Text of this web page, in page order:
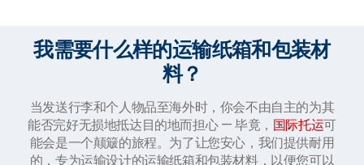
我需要什么样的运输纸箱和包装材
料？
当发送行李和个人物品至海外时，你会不由自主的为其
能否完好无损地抵达目的地而担心 — 毕竟， 国际托运可
能会是一个颠簸的旅程。为了让您安心，我们提供耐用
的，专为运输设计的运输纸箱和包装材料，以便您可以